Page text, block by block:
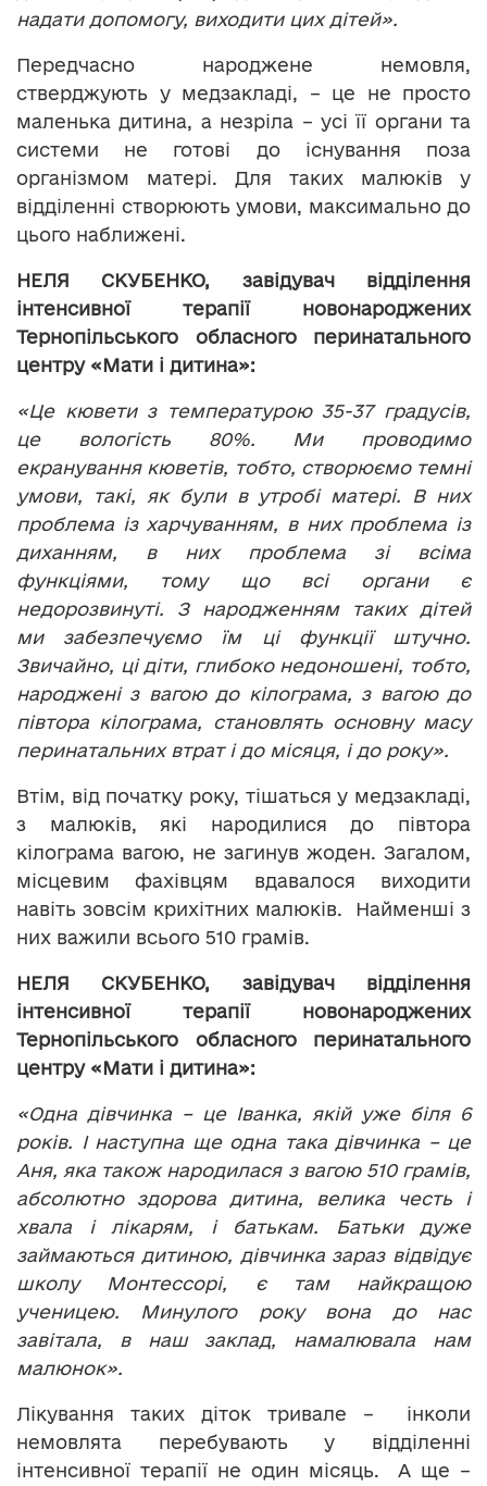
надати допомогу, виходити цих дітей».
Передчасно народжене немовля,
стверджують у медзакладі, – це не просто
маленька дитина, а незріла – усі її органи та
системи не готові до існування поза
організмом матері. Для таких малюків у
відділенні створюють умови, максимально до
цього наближені.
НЕЛЯ СКУБЕНКО, завідувач відділення
інтенсивної терапії новонароджених
Тернопільського обласного перинатального
центру «Мати і дитина»:
«Це кювети з температурою 35-37 градусів,
це вологість 80%. Ми проводимо
екранування кюветів, тобто, створюємо темні
умови, такі, як були в утробі матері. В них
проблема із харчуванням, в них проблема із
диханням, в них проблема зі всіма
функціями, тому що всі органи є
недорозвинуті. З народженням таких дітей
ми забезпечуємо їм ці функції штучно.
Звичайно, ці діти, глибоко недоношені, тобто,
народжені з вагою до кілограма, з вагою до
півтора кілограма, становлять основну масу
перинатальних втрат і до місяця, і до року».
Втім, від початку року, тішаться у медзакладі,
з малюків, які народилися до півтора
кілограма вагою, не загинув жоден. Загалом,
місцевим фахівцям вдавалося виходити
навіть зовсім крихітних малюків. Найменші з
них важили всього 510 грамів.
НЕЛЯ СКУБЕНКО, завідувач відділення
інтенсивної терапії новонароджених
Тернопільського обласного перинатального
центру «Мати і дитина»:
«Одна дівчинка – це Іванка, якій уже біля 6
років. І наступна ще одна така дівчинка – це
Аня, яка також народилася з вагою 510 грамів,
абсолютно здорова дитина, велика честь і
хвала і лікарям, і батькам. Батьки дуже
займаються дитиною, дівчинка зараз відвідує
школу Монтессорі, є там найкращою
ученицею. Минулого року вона до нас
завітала, в наш заклад, намалювала нам
малюнок».
Лікування таких діток тривале – інколи
немовлята перебувають у відділенні
інтенсивної терапії не один місяць. А ще –